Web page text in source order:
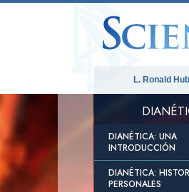
L. Ronald
DIANÉTICA: UNA
INTRODUCCIÓN
DIANÉTICA:
PERSONALES